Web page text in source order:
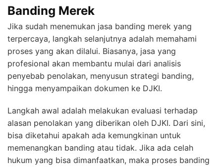
Banding Merek
Jika sudah menemukan jasa banding merek yang
terpercaya, langkah selanjutnya adalah memahami
proses yang akan dilalui. Biasanya, jasa yang
profesional akan membantu mulai dari analisis
penyebab penolakan, menyusun strategi banding,
hingga menyampaikan dokumen ke DJKI.
Langkah awal adalah melakukan evaluasi terhadap
alasan penolakan yang diberikan oleh DJKI. Dari sini,
bisa diketahui apakah ada kemungkinan untuk
memenangkan banding atau tidak. Jika ada celah
hukum yang bisa dimanfaatkan, maka proses banding